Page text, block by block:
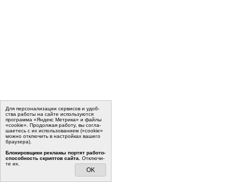
Для пер­со­на­ли­за­ции сер­ви­сов и удоб­
ства ра­бо­ты на сайте ис­поль­зу­ют­ся
программа «Яндекс Метрика» и файлы
«cookie». Про­дол­жая ра­бо­ту, вы со­гла­
ша­е­тесь с их ис­поль­зо­ва­ни­ем («cookie»
мо­жно от­клю­чить в на­строй­ках ва­ше­го
бра­у­зе­ра).
Бло­ки­ров­щи­ки ре­кла­мы пор­тят ра­бо­то­
спо­соб­ность скрип­тов сайта.
Отклю­чи­
те их.
OK